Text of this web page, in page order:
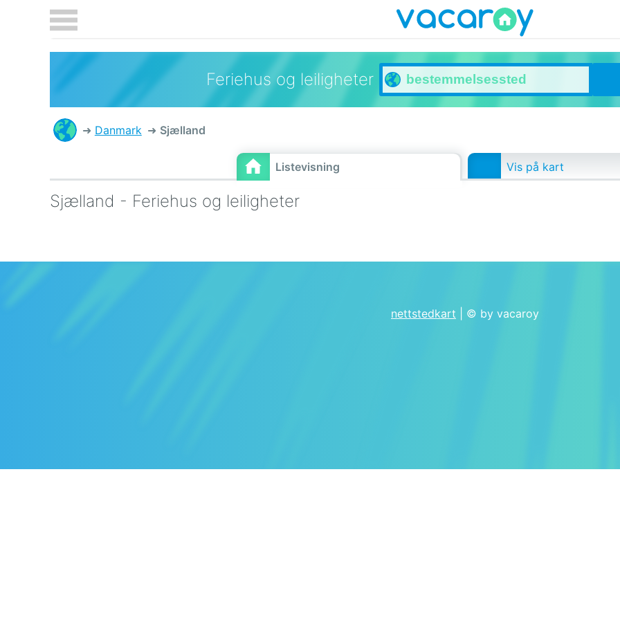
Feriehus og leiligheter
Danmark Sjælland
Listevisning Vis på kart
Sjælland - Feriehus og leiligheter
nettstedkart | © by vacaroy